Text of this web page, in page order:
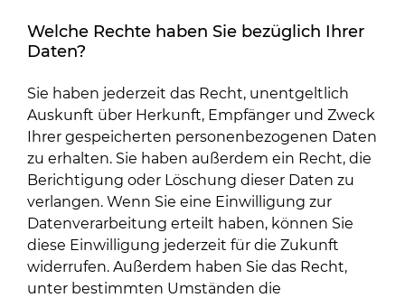
Welche Rechte haben Sie bezüglich Ihrer
Daten?
Sie haben jederzeit das Recht, unentgeltlich
Auskunft über Herkunft, Empfänger und Zweck
Ihrer gespeicherten personenbezogenen Daten
zu erhalten. Sie haben außerdem ein Recht, die
Berichtigung oder Löschung dieser Daten zu
verlangen. Wenn Sie eine Einwilligung zur
Datenverarbeitung erteilt haben, können Sie
diese Einwilligung jederzeit für die Zukunft
widerrufen. Außerdem haben Sie das Recht,
unter bestimmten Umständen die